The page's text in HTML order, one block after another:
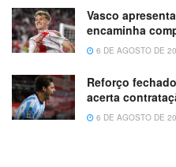
Vasco
encaminha
6 DE AGOSTO DE
Reforço
acerta
6 DE AGOSTO DE